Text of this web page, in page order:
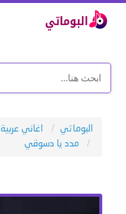
البوماتي اغاني عربية
مدد يا دسوقي